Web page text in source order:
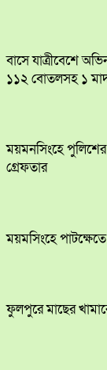
বাসে যাত্রীবেশে
১১২ বোতলসহ ১
ময়মনসিংহে
গ্রেফতার
ময়মসিংহে
ফুলপুরে মাছের